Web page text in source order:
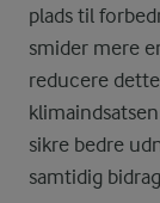
plads til
smider mere
reducere
sikre bedre
samtidig